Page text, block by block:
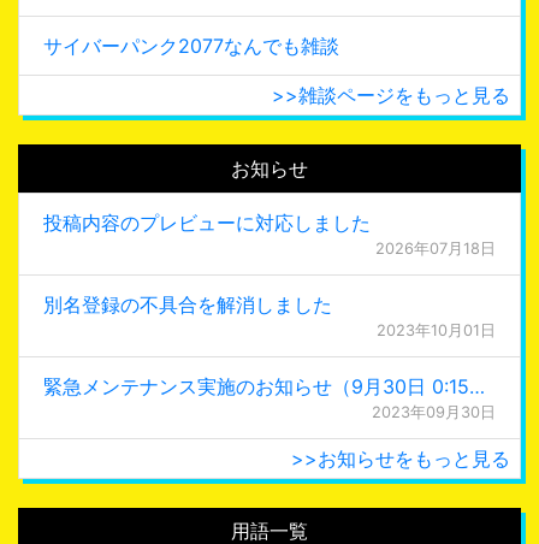
サイバーパンク2077なんでも雑談
>>雑談ページをもっと見る
お知らせ
投稿内容のプレビューに対応しました
2026年07月18日
別名登録の不具合を解消しました
2023年10月01日
緊急メンテナンス実施のお知らせ（9月30日 0:15更新）
2023年09月30日
>>お知らせをもっと見る
用語一覧